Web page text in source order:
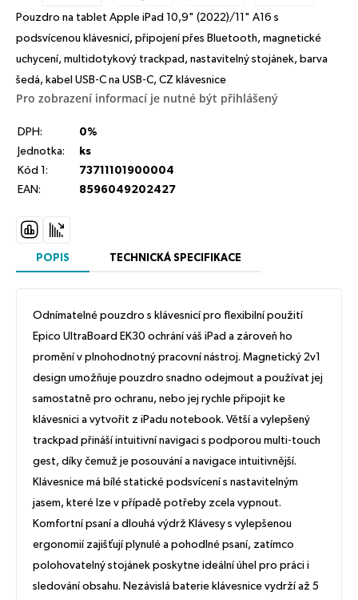
Pouzdro na tablet Apple iPad 10,9" (2022)/11" A16 s
podsvícenou klávesnicí, připojení přes Bluetooth, magnetické
uchycení, multidotykový trackpad, nastavitelný stojánek, barva
šedá, kabel USB-C na USB-C, CZ klávesnice
Pro zobrazení informací je nutné být přihlášený
DPH:
0%
Jednotka:
ks
Kód 1:
73711101900004
EAN:
8596049202427
POPIS TECHNICKÁ SPECIFIKACE
Odnímatelné pouzdro s klávesnicí pro flexibilní použití
Epico UltraBoard EK30 ochrání váš iPad a zároveň ho
promění v plnohodnotný pracovní nástroj. Magnetický 2v1
design umožňuje pouzdro snadno odejmout a používat jej
samostatně pro ochranu, nebo jej rychle připojit ke
klávesnici a vytvořit z iPadu notebook. Větší a vylepšený
trackpad přináší intuitivní navigaci s podporou multi-touch
gest, díky čemuž je posouvání a navigace intuitivnější.
Klávesnice má bílé statické podsvícení s nastavitelným
jasem, které lze v případě potřeby zcela vypnout.
Komfortní psaní a dlouhá výdrž Klávesy s vylepšenou
ergonomií zajišťují plynulé a pohodlné psaní, zatímco
polohovatelný stojánek poskytne ideální úhel pro práci i
sledování obsahu. Nezávislá baterie klávesnice vydrží až 5